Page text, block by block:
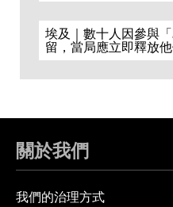
埃及｜數十人因參與
留，當局應立即釋放
關於我們
我們的治理方式